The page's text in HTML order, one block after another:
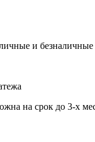
и
на срок до 3-х